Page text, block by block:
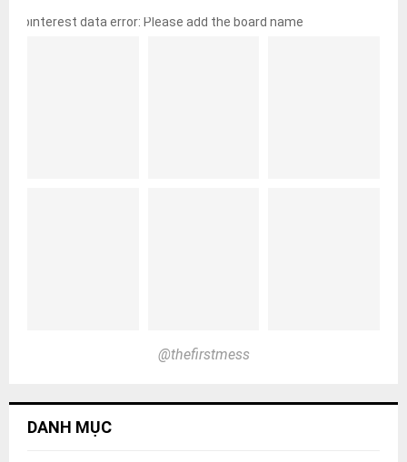
pinterest data error: Please add the board name
@thefirstmess
DANH MỤC